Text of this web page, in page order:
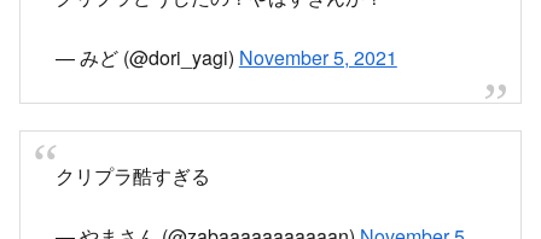
— みど (@dori_yagi) November 5, 2021
クリプラ酷すぎる
— やまさん (@zabaaaaaaaaaaan) November 5,